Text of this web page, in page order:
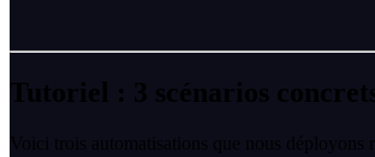
Tutoriel : 3 scénarios
Voici trois automatisations que nous déployons